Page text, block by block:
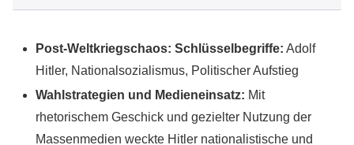
Post-Weltkriegschaos: Schlüsselbegriffe: Adolf
Hitler, Nationalsozialismus, Politischer Aufstieg
Wahlstrategien und Medieneinsatz: Mit
rhetorischem Geschick und gezielter Nutzung der
Massenmedien weckte Hitler nationalistische und